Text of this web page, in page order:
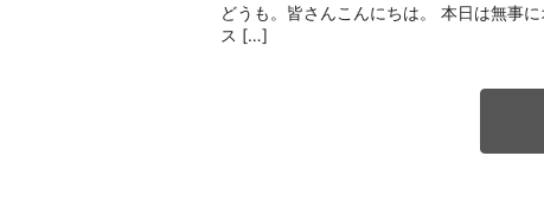
どうも。皆さんこんにちは。 本日は無事
ス […]